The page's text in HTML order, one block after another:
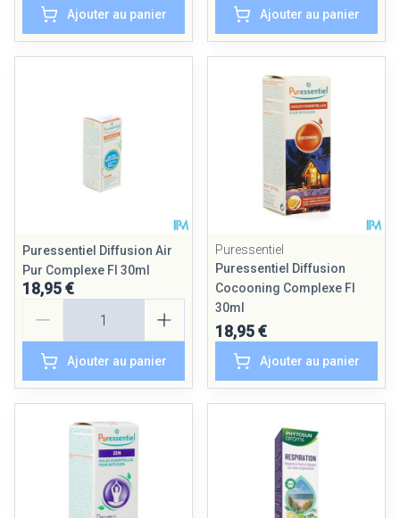
Ajouter au panier Ajouter au panier
Puressentiel Diffusion Air
Pur Complexe Fl 30ml
18,95 €
Ajouter au panier
Puressentiel
Puressentiel Diffusion
Cocooning Complexe Fl
30ml
18,95 €
Ajouter au panier